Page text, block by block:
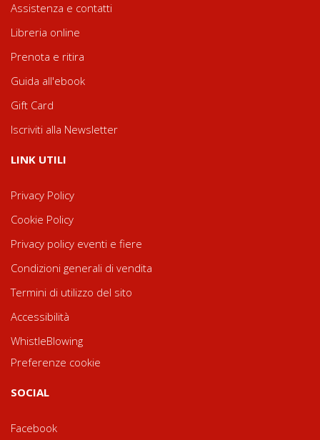
Assistenza e contatti
Libreria online
Prenota e ritira
Guida all'ebook
Gift Card
Iscriviti alla Newsletter
LINK UTILI
Privacy Policy
Cookie Policy
Privacy policy eventi e fiere
Condizioni generali di vendita
Termini di utilizzo del sito
Accessibilità
WhistleBlowing
Preferenze cookie
SOCIAL
Facebook